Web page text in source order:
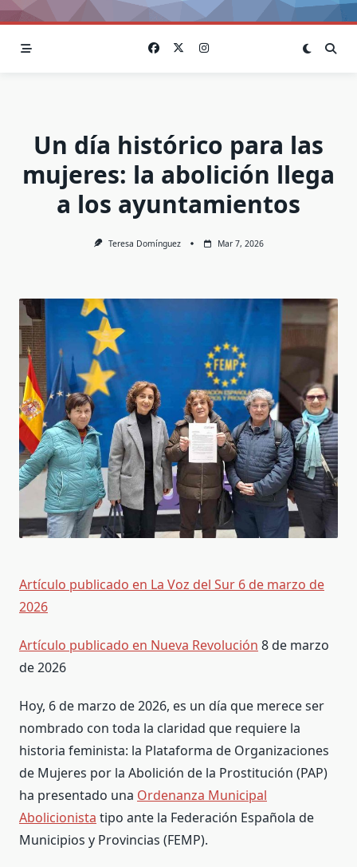
Un día histórico para las
mujeres: la abolición llega
a los ayuntamientos
Teresa Domínguez Mar 7, 2026
Artículo publicado en La Voz del Sur 6 de marzo de
2026
Artículo publicado en Nueva Revolución 8 de marzo
de 2026
Hoy, 6 de marzo de 2026, es un día que merece ser
nombrado con toda la claridad que requiere la
historia feminista: la Plataforma de Organizaciones
de Mujeres por la Abolición de la Prostitución (PAP)
ha presentado una Ordenanza Municipal
Abolicionista tipo ante la Federación Española de
Municipios y Provincias (FEMP).